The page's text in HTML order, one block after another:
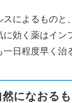
スによるものと
効く薬はイン
一日程度早く治
然になおる